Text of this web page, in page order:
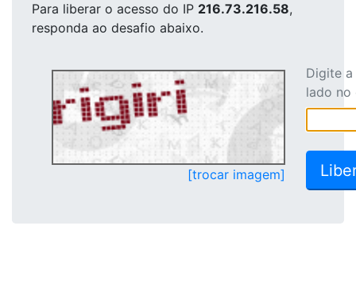
Para liberar o acesso do IP 216.73.216.58,
responda ao desafio abaixo.
[trocar imagem]
Digite
lado no